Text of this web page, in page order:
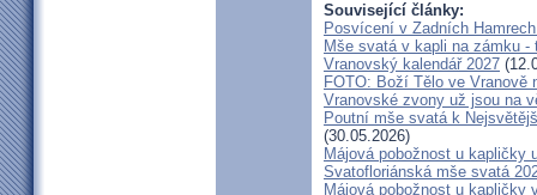
Související články:
Posvícení v Zadních
Mše svatá v kapli na zámku -
Vranovský kalendář 2027
FOTO: Boží Tělo ve Vranově
Vranovské zvony už jsou na
Poutní mše svatá k
(30.05.2026)
Májová pobožnost u kapličky
Svatofloriánská mše svatá
Májová pobožnost u kapličky